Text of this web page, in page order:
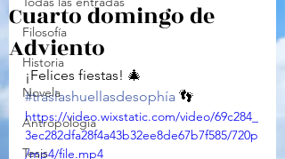
Filosofía
Historia
Novela
Antropología
Tesis
Cuarto domingo de
Adviento
¡Felices fiestas! 🎄
#traslashuellasdesophía 👣
https://video.wixstatic.com/video/69c284_
3ec282dfa28f4a43b32ee8de67b7f585/720p
/mp4/file.mp4